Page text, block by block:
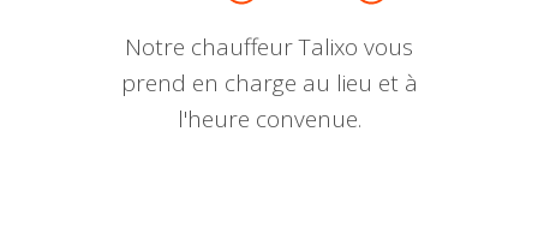
Notre chauffeur Talixo vous
prend en charge au lieu et à
l'heure convenue.